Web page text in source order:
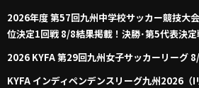
2026年度 第57回九州中学校サッカー競技大
位決定1回戦 8/8結果掲載！決勝･第5代表決定
2026 KYFA 第29回九州女子サッカーリーグ
KYFA インディペンデンスリーグ九州2026